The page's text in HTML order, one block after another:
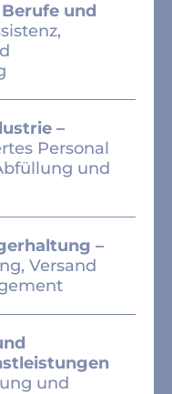
und
–
Personal
und
–
Versand
und